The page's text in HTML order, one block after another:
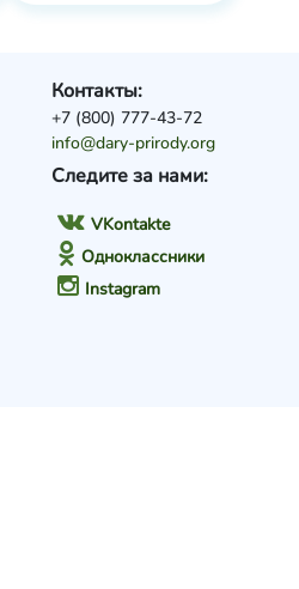
Следите за нами:
VKontakte
Одноклассники
Instagram
Контакты:
+7 (800) 777-43-72
info@dary-prirody.org